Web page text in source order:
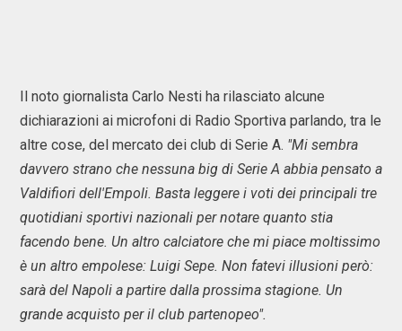
Il noto giornalista Carlo Nesti ha rilasciato alcune
dichiarazioni ai microfoni di Radio Sportiva parlando, tra le
altre cose, del mercato dei club di Serie A. "Mi sembra
davvero strano che nessuna big di Serie A abbia pensato a
Valdifiori dell'Empoli. Basta leggere i voti dei principali tre
quotidiani sportivi nazionali per notare quanto stia
facendo bene. Un altro calciatore che mi piace moltissimo
è un altro empolese: Luigi Sepe. Non fatevi illusioni però:
sarà del Napoli a partire dalla prossima stagione. Un
grande acquisto per il club partenopeo".